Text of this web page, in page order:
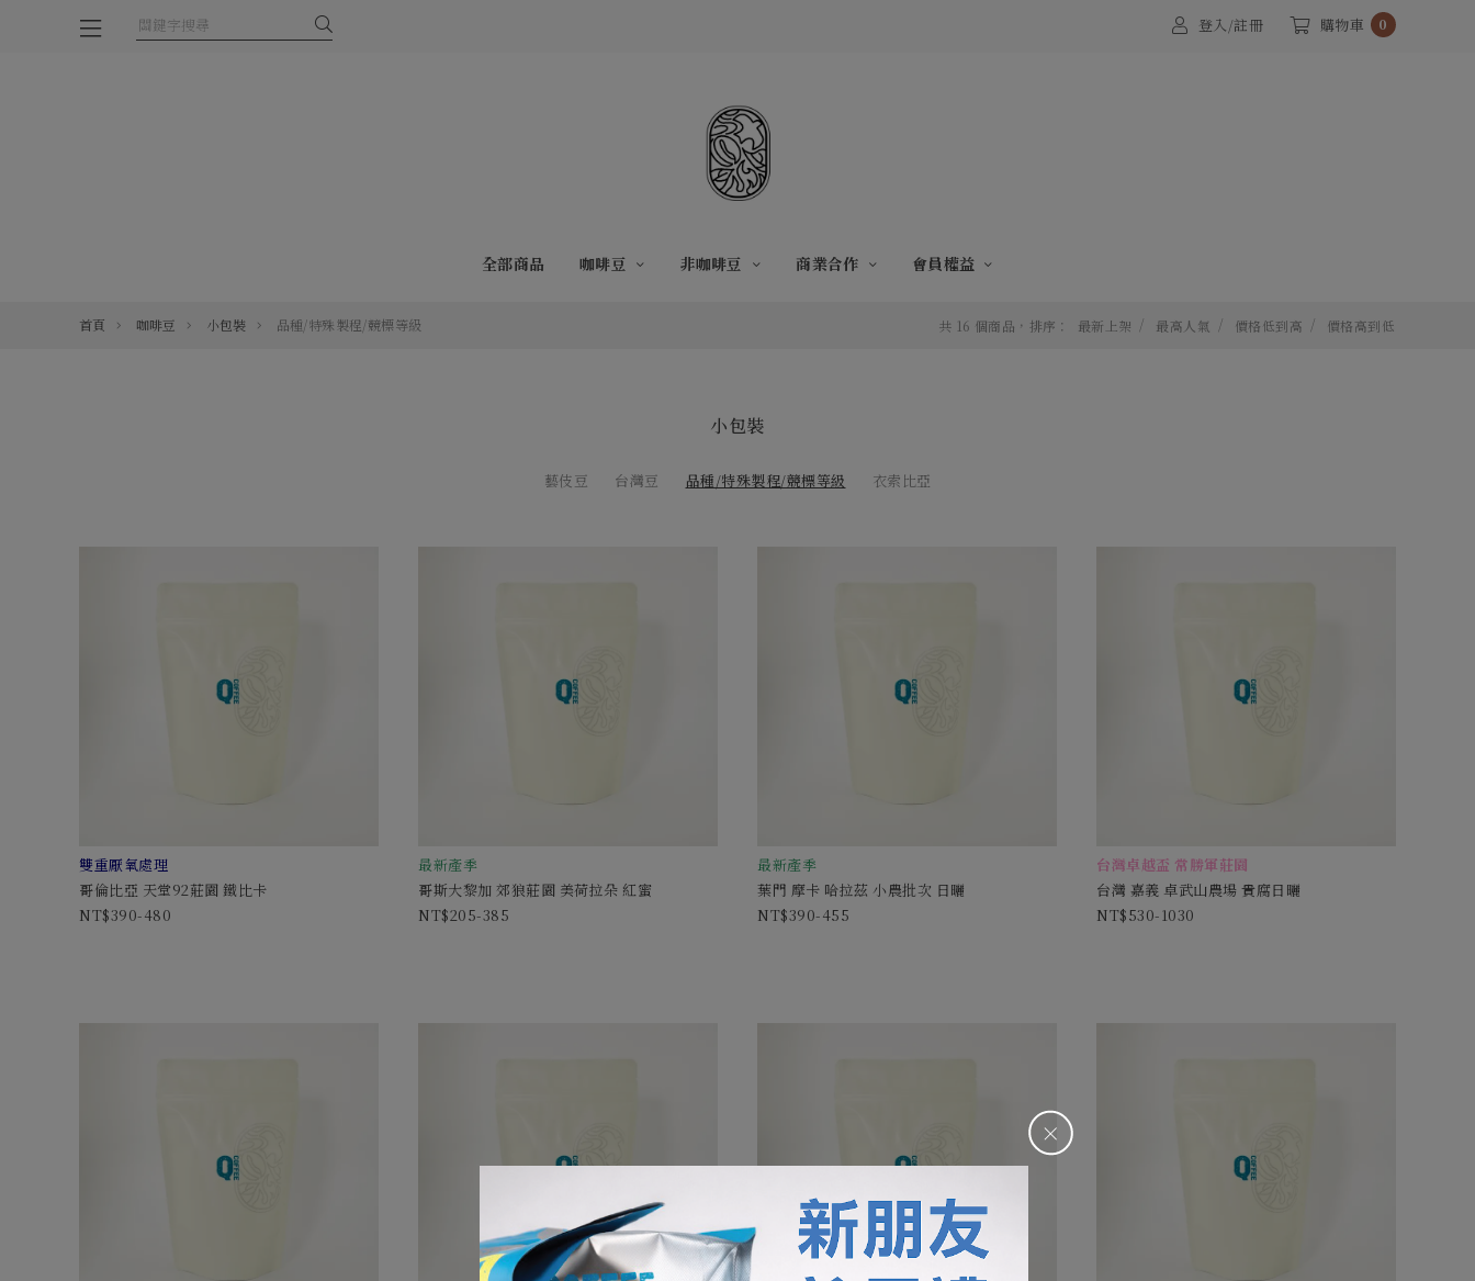
＋
登入/註冊 購物車 0
全部商品 咖啡豆 非咖啡豆 商業合作 會員權益
首頁 咖啡豆 小包裝 品種/特殊製程/競標等級 共 16 個商品，排序： 最新上架 最高人氣 價格低到高 價格高到低
小包裝
藝伎豆 台灣豆 品種/特殊製程/競標等級 衣索比亞
雙重厭氧處理
哥倫比亞 天堂92莊園 鐵比卡
390-480
最新產季
哥斯大黎加 郊狼莊園 美荷拉朵 紅蜜
205-385
最新產季
葉門 摩卡 哈拉茲 小農批次 日曬
390-455
台灣卓越盃 常勝軍莊園
台灣 嘉義 卓武山農場 貴腐日曬
530-1030